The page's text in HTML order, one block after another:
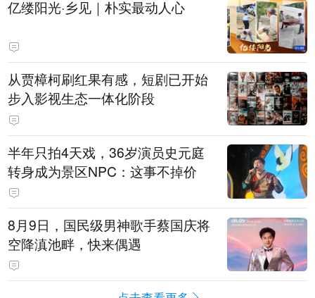
亿缕阳光·乡见｜朴实最动人心
从贾樟柯刷红果有感，短剧已开始
步入影视生态一体化阶段
半年只拍4天戏，36岁演员史元庭
转身成为景区NPC：这事不掉价
8月9日，国民级男神歌手蔡国庆将
空降滇池畔，快来偶遇